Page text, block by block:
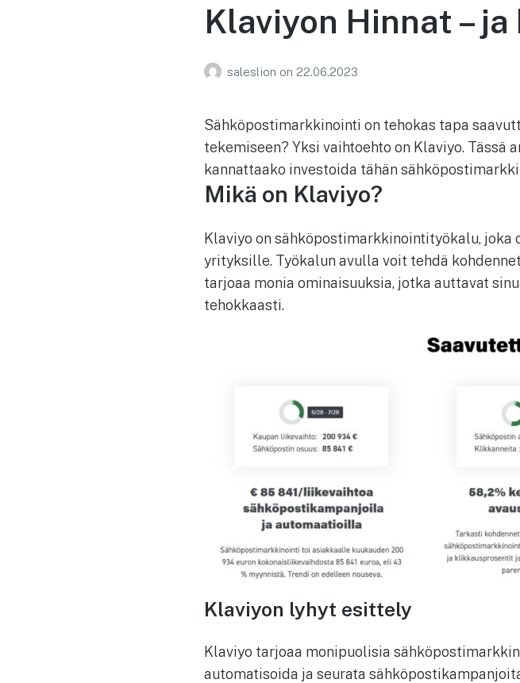
Klaviyon Hinnat –
saleslion on 22.06.2023
Sähköpostimarkkinointi on tehokas tapa
tekemiseen? Yksi vaihtoehto on Klaviyo.
kannattaako investoida tähän
Mikä on Klaviyo?
Klaviyo on sähköpostimarkkinointityökalu,
yrityksille. Työkalun avulla voit tehdä
tarjoaa monia ominaisuuksia, jotka auttavat
tehokkaasti.
Klaviyon lyhyt esittely
Klaviyo tarjoaa monipuolisia
automatisoida ja seurata